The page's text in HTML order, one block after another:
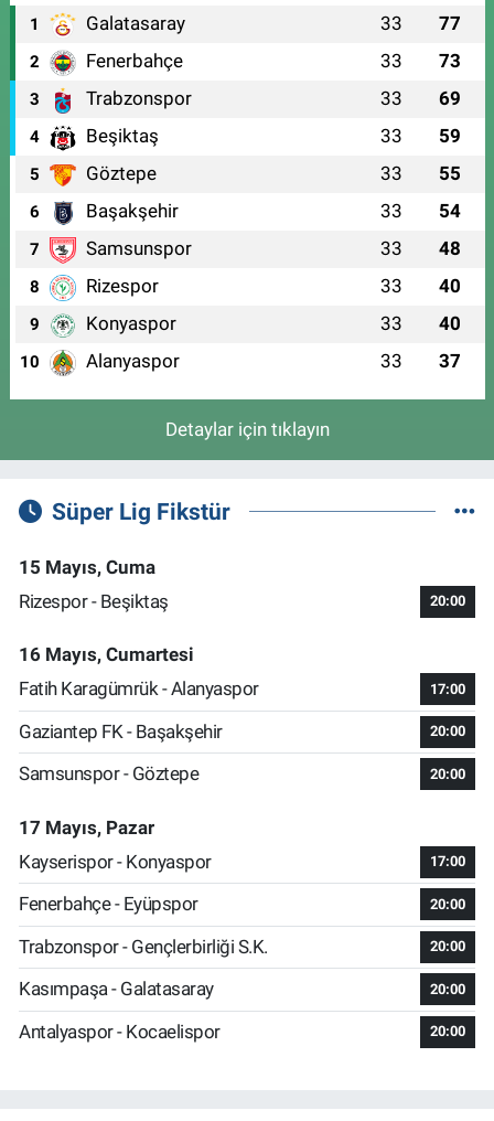
1 Galatasaray 33 77
2 Fenerbahçe 33 73
3 Trabzonspor 33 69
4 Beşiktaş 33 59
5 Göztepe 33 55
6 Başakşehir 33 54
7 Samsunspor 33 48
8 Rizespor 33 40
9 Konyaspor 33 40
10 Alanyaspor 33 37
Detaylar için tıklayın
Süper Lig Fikstür
15 Mayıs, Cuma
Rizespor - Beşiktaş
20:00
16 Mayıs, Cumartesi
Fatih Karagümrük - Alanyaspor
17:00
Gaziantep FK - Başakşehir 20:00
Samsunspor - Göztepe 20:00
17 Mayıs, Pazar
Kayserispor - Konyaspor
17:00
Fenerbahçe - Eyüpspor 20:00
Trabzonspor - Gençlerbirliği S.K. 20:00
Kasımpaşa - Galatasaray 20:00
Antalyaspor - Kocaelispor 20:00